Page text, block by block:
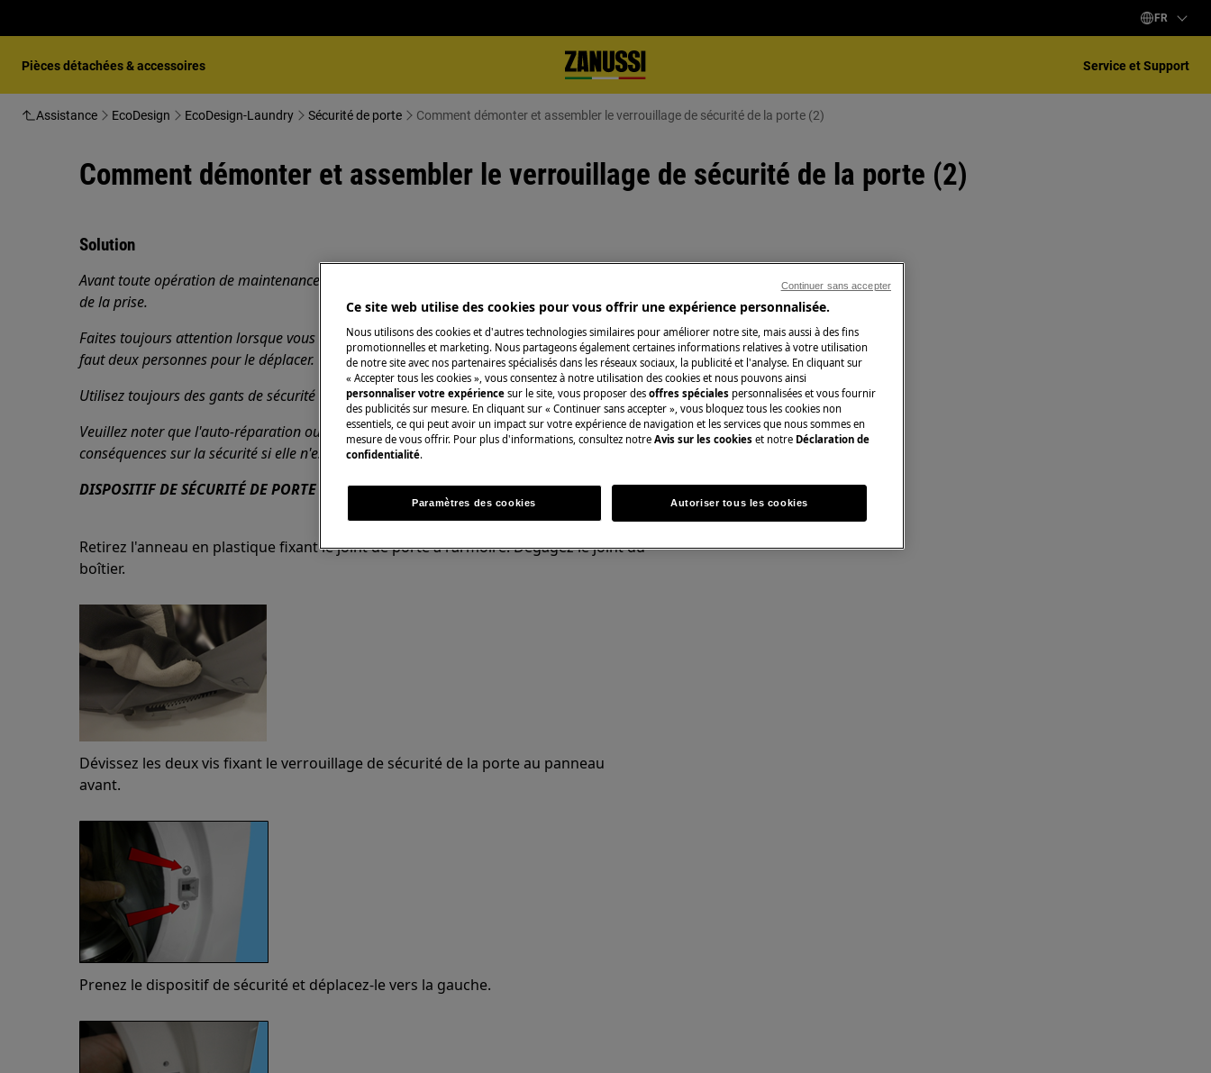
FR
Pièces détachées & accessoires Service et Support
Assistance EcoDesign EcoDesign-Laundry Sécurité de porte Comment démonter et assembler le verrouillage de sécurité de la porte (2)
Comment démonter et assembler le verrouillage de sécurité de la porte (2)
Solution
Avant toute opération de maintenance, éteignez l'appareil et débranchez la fiche secteur
de la prise.
Faites toujours attention lorsque vous déplacez des appareils, pour les appareils lourds, il
faut deux personnes pour le déplacer.
Utilisez toujours des gants de sécurité et des chaussures fermées.
Veuillez noter que l'auto-réparation ou la réparation non professionnelle peut avoir des
conséquences sur la sécurité si elle n'est pas effectuée correctement.
DISPOSITIF DE SÉCURITÉ DE PORTE
Retirez l'anneau en plastique fixant le joint de porte à l'armoire. Dégagez le joint du
boîtier.
Dévissez les deux vis fixant le verrouillage de sécurité de la porte au panneau
avant.
Prenez le dispositif de sécurité et déplacez-le vers la gauche.
Ce site web utilise des cookies pour vous offrir une expérience personnalisée.
Nous utilisons des cookies et d'autres technologies similaires pour améliorer notre site, mais aussi à des fins
promotionnelles et marketing. Nous partageons également certaines informations relatives à votre utilisation
de notre site avec nos partenaires spécialisés dans les réseaux sociaux, la publicité et l'analyse. En cliquant sur
« Accepter tous les cookies », vous consentez à notre utilisation des cookies et nous pouvons ainsi
personnaliser votre expérience sur le site, vous proposer des offres spéciales personnalisées et vous fournir
des publicités sur mesure. En cliquant sur « Continuer sans accepter », vous bloquez tous les cookies non
essentiels, ce qui peut avoir un impact sur votre expérience de navigation et les services que nous sommes en
mesure de vous offrir. Pour plus d'informations, consultez notre Avis sur les cookies et notre Déclaration de
confidentialité.
Paramètres des cookies Autoriser tous les cookies
Continuer sans accepter